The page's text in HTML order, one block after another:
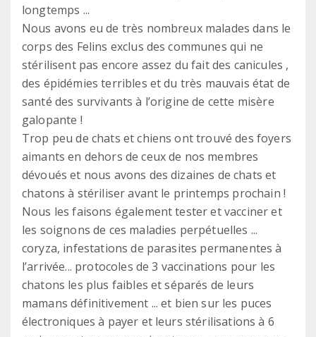
longtemps ...
Nous avons eu de très nombreux malades dans le
corps des Felins exclus des communes qui ne
stérilisent pas encore assez du fait des canicules ,
des épidémies terribles et du très mauvais état de
santé des survivants à l’origine de cette misère
galopante !
Trop peu de chats et chiens ont trouvé des foyers
aimants en dehors de ceux de nos membres
dévoués et nous avons des dizaines de chats et
chatons à stériliser avant le printemps prochain !
Nous les faisons également tester et vacciner et
les soignons de ces maladies perpétuelles ...
coryza, infestations de parasites permanentes à
l’arrivée... protocoles de 3 vaccinations pour les
chatons les plus faibles et séparés de leurs
mamans définitivement ... et bien sur les puces
électroniques à payer et leurs stérilisations à 6